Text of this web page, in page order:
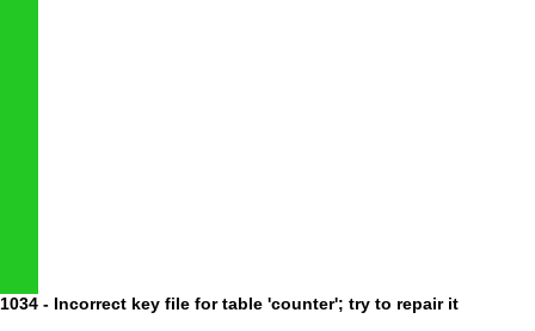
1034 - Incorrect key file for table 'counter'; try to repair it